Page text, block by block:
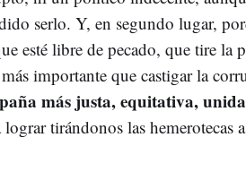
serlo. Y, en segundo lugar,
esté libre de pecado, que tire la
importante que castigar la
más justa, equitativa,
tirándonos las hemerotecas